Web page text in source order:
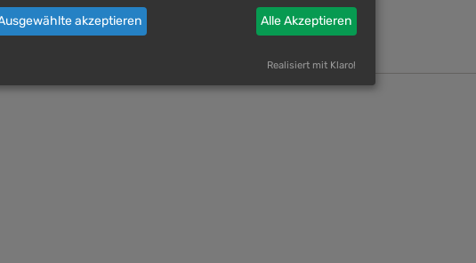
akzeptieren Alle Akzeptieren
Realisiert mit Klaro!